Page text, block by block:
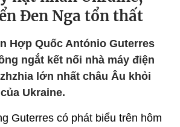
Đen Nga tổn thất
Hợp Quốc António Guterres
ngắt kết nối nhà máy điện
lớn nhất châu Âu khỏi
Ukraine.
Guterres có phát biểu trên hôm